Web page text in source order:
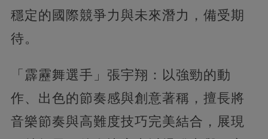
穩定的國際競爭力與未來潛力，備受期
待。
「霹靂舞選手」張宇翔：以強勁的動
作、出色的節奏感與創意著稱，擅長將
音樂節奏與高難度技巧完美結合，展現